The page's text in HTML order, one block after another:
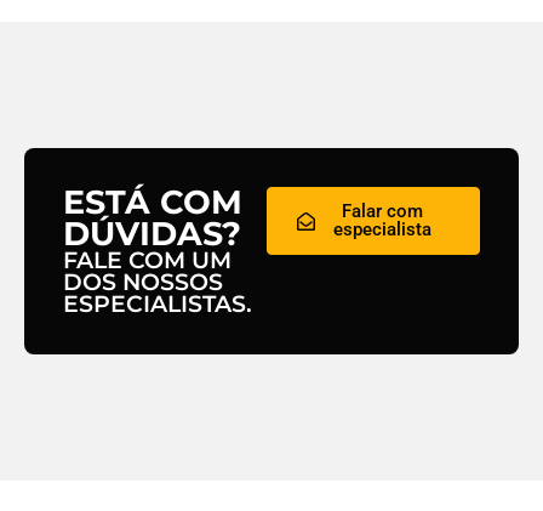
ESTÁ COM
DÚVIDAS?
FALE COM UM
DOS NOSSOS
ESPECIALISTAS.
Falar com
especialista